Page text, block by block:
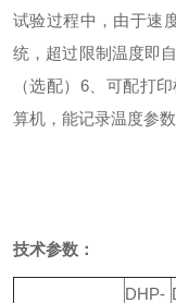
试验过程中，由于速
统，超过限制温度即
（选配） 6、可配打
算机，能记录温度参
技术参数：
DHP-